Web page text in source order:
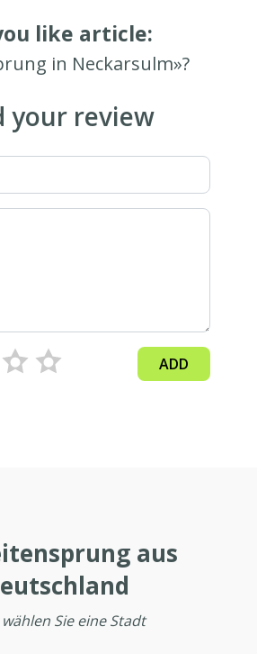
like article:
in Neckarsulm»?
your review
ADD
aus
Sie eine Stadt